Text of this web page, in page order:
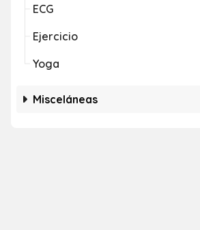
ECG
Ejercicio
Yoga
Misceláneas